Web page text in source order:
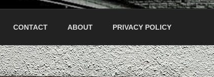
CONTACT ABOUT PRIVACY POLICY